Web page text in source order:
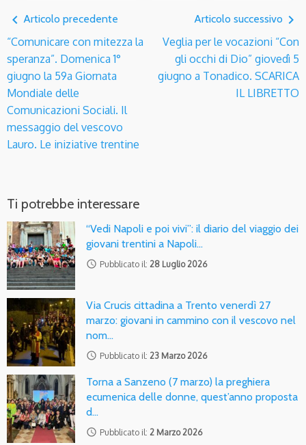
navigate_before Articolo precedente
“Comunicare con mitezza la
speranza”. Domenica 1°
giugno la 59a Giornata
Mondiale delle
Comunicazioni Sociali. Il
messaggio del vescovo
Lauro. Le iniziative trentine
Articolo successivo navigate_next
Veglia per le vocazioni “Con
gli occhi di Dio” giovedì 5
giugno a Tonadico. SCARICA
IL LIBRETTO
Ti potrebbe interessare
“Vedi Napoli e poi vivi”: il diario del viaggio dei
giovani trentini a Napoli…
access_time Pubblicato il: 28 Luglio 2026
Via Crucis cittadina a Trento venerdì 27
marzo: giovani in cammino con il vescovo nel
nom…
access_time Pubblicato il: 23 Marzo 2026
Torna a Sanzeno (7 marzo) la preghiera
ecumenica delle donne, quest’anno proposta
d…
access_time Pubblicato il: 2 Marzo 2026